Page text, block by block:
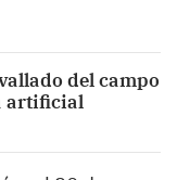
del campo
artificial